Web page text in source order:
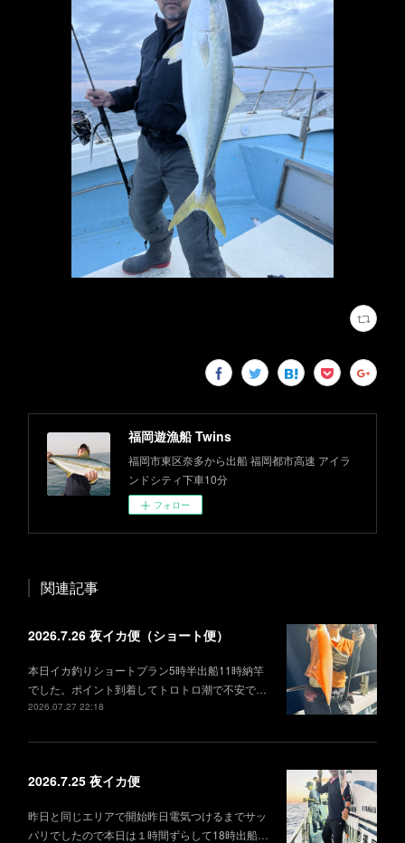
福岡遊漁船 Twins
福岡市東区奈多から出船 福岡都市高速 アイラ
ンドシティ下車10分
フォロー
関連記事
2026.7.26 夜イカ便（ショート便）
本日イカ釣りショートプラン5時半出船11時納竿
でした。ポイント到着してトロトロ潮で不安で…
2026.07.27 22:18
2026.7.25 夜イカ便
昨日と同じエリアで開始昨日電気つけるまでサッ
パリでしたので本日は１時間ずらして18時出船…